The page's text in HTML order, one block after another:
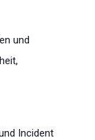
und
Incident